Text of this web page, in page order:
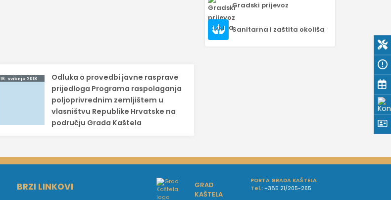
Gradski prijevoz
Sanitarna i zaštita okoliša
16. svibnja 2018.
Odluka o provedbi javne rasprave
prijedloga Programa raspolaganja
poljoprivrednim zemljištem u
vlasništvu Republike Hrvatske na
području Grada Kaštela
BRZI LINKOVI
GRAD
KAŠTELA
PORTA GRADA KAŠTELA
Tel.: +385 21/205-265